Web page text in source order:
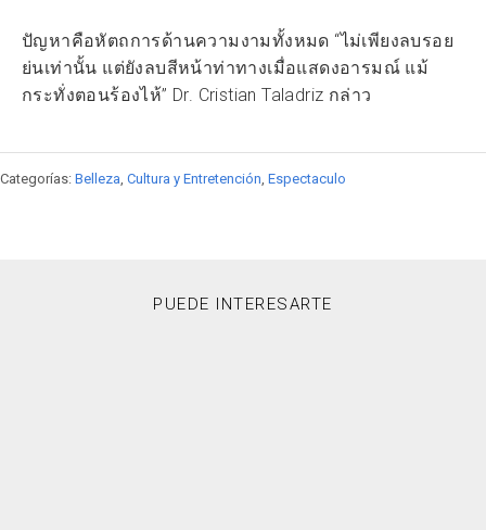
ปัญหาคือหัตถการด้านความงามทั้งหมด “ไม่เพียงลบรอย
ย่นเท่านั้น แต่ยังลบสีหน้าท่าทางเมื่อแสดงอารมณ์ แม้
กระทั่งตอนร้องไห้” Dr. Cristian Taladriz กล่าว
Categorías: Belleza Cultura y Entretención Espectaculo
PUEDE INTERESARTE